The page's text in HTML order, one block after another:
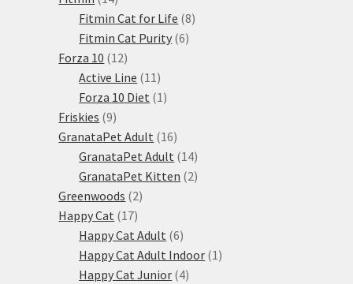
produktů
Fitmin Cat for Life 88
Fitmin Cat Purity 66
Forza 10 1212
produktů
Active Line 11 11
produktů
Forza 10 Diet 1 1
Friskies 99
produktů
GranataPet Adult 1616
produktů
GranataPet Adult 1414
produktů
GranataPet Kitten 22
Greenwoods 22
Happy Cat 1717
produktů
Happy Cat Adult 66
produktů
Happy Cat Adult Indoor 1 1
Happy Cat Junior 44